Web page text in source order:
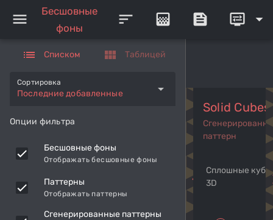
menu
Бесшовные
фоны
sort gradient feed display_settings arrow_drop_down
list Списком view_module Таблицей
Последние добавленные
Сортировка arrow_drop_down
Опции фильтра
Бесшовные фоны
Отображать бесшовные фоны
Паттерны
Отображать паттерны
Сгенерированные паттерны
navigate_before
Solid
паттерн
Сплошные
3D